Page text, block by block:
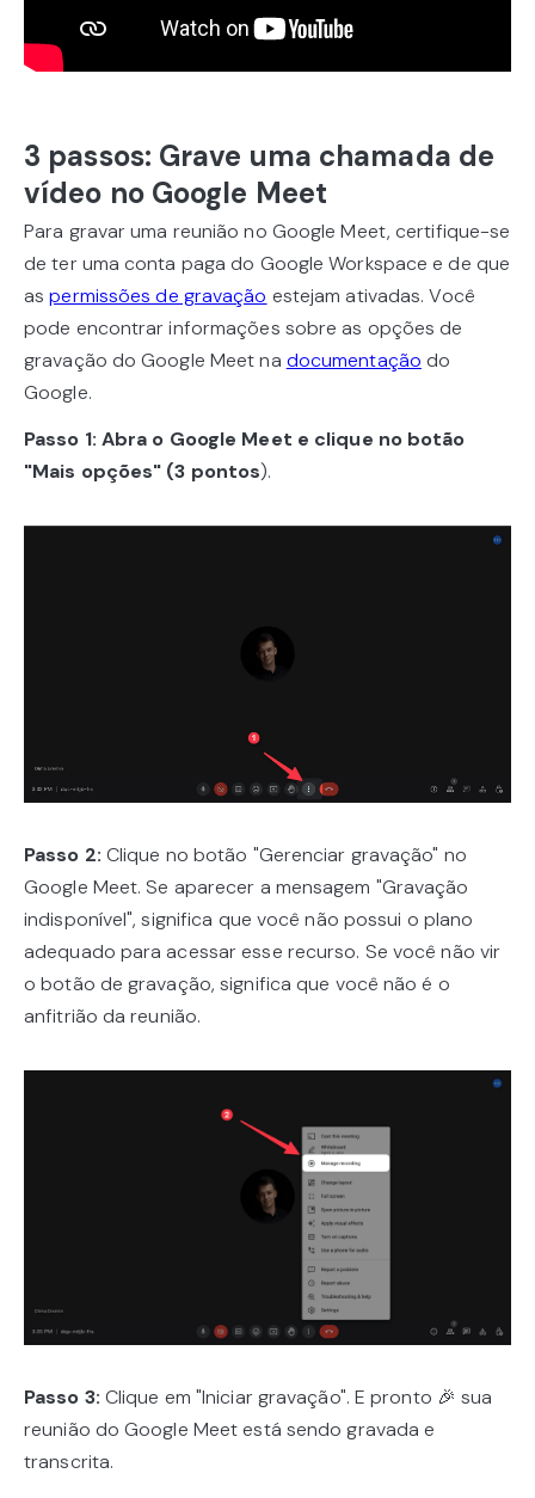
3 passos: Grave uma chamada de
vídeo no Google Meet
Para gravar uma reunião no Google Meet, certifique-se
de ter uma conta paga do Google Workspace e de que
aspermissões de gravação estejam ativadas. Você
pode encontrar informações sobre as opções de
gravação do Google Meet na documentação do
Google.
Passo 1: Abra o Google Meet e clique no botão
"Mais opções" (3 pontos).
Passo 2: Clique no botão "Gerenciar gravação" no
Google Meet. Se aparecer a mensagem "Gravação
indisponível", significa que você não possui o plano
adequado para acessar esse recurso. Se você não vir
o botão de gravação, significa que você não é o
anfitrião da reunião.
Passo 3: Clique em "Iniciar gravação". E pronto 🎉 sua
reunião do Google Meet está sendo gravada e
transcrita.